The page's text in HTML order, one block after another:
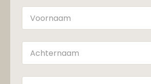
Naam
Achternaam
E-